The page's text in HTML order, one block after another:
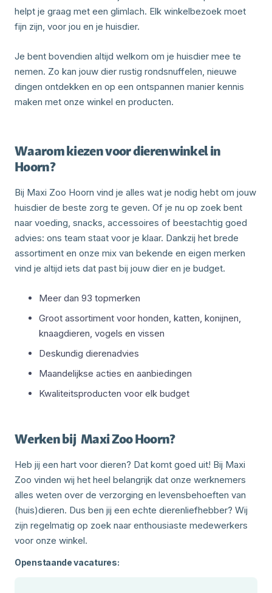
helpt je graag met een glimlach. Elk winkelbezoek moet
fijn zijn, voor jou en je huisdier.
Je bent bovendien altijd welkom om je huisdier mee te
nemen. Zo kan jouw dier rustig rondsnuffelen, nieuwe
dingen ontdekken en op een ontspannen manier kennis
maken met onze winkel en producten.
Waarom kiezen voor dierenwinkel in
Hoorn?
Bij Maxi Zoo Hoorn vind je alles wat je nodig hebt om jouw
huisdier de beste zorg te geven. Of je nu op zoek bent
naar voeding, snacks, accessoires of beestachtig goed
advies: ons team staat voor je klaar. Dankzij het brede
assortiment en onze mix van bekende en eigen merken
vind je altijd iets dat past bij jouw dier en je budget.
Meer dan 93 topmerken
Groot assortiment voor honden, katten, konijnen,
knaagdieren, vogels en vissen
Deskundig dierenadvies
Maandelijkse acties en aanbiedingen
Kwaliteitsproducten voor elk budget
Werken bij Maxi Zoo Hoorn?
Heb jij een hart voor dieren? Dat komt goed uit! Bij Maxi
Zoo vinden wij het heel belangrijk dat onze werknemers
alles weten over de verzorging en levensbehoeften van
(huis)dieren. Dus ben jij een echte dierenliefhebber? Wij
zijn regelmatig op zoek naar enthousiaste medewerkers
voor onze winkel.
Openstaande vacatures: